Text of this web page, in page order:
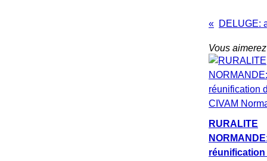
DELUGE:
Vous
RURALITE
réunification